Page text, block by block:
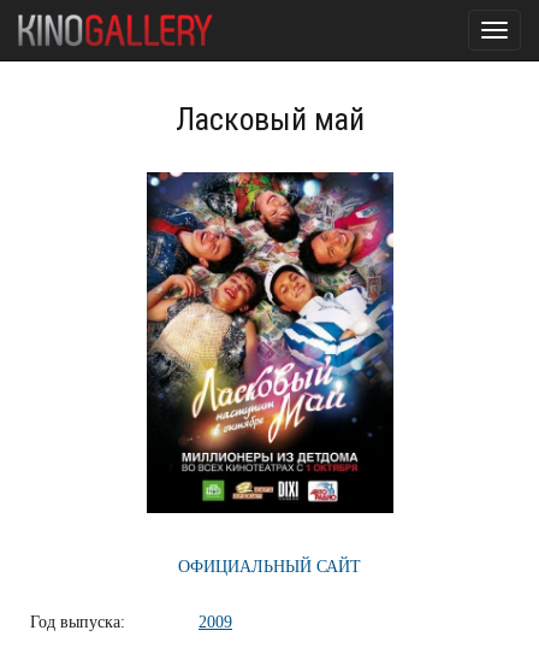
Ласковый май
ОФИЦИАЛЬНЫЙ САЙТ
Год выпуска: 2009